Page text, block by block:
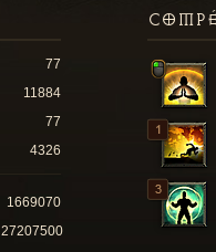
77
11884
77
4326
1669070
27207500